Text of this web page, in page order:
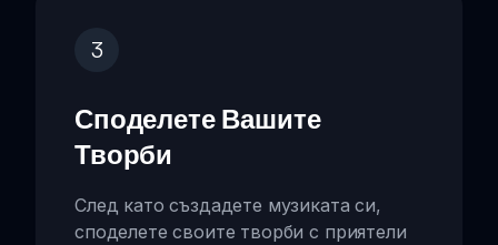
3
Споделете Вашите
Творби
След като създадете музиката си,
споделете своите творби с приятели